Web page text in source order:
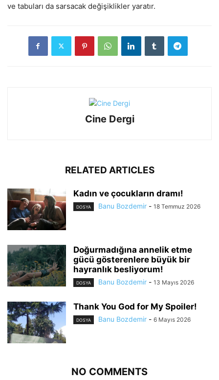
ve tabuları da sarsacak değişiklikler yaratır.
Cine Dergi
RELATED ARTICLES
Kadın ve çocukların dramı!
DOSYA Banu Bozdemir - 18 Temmuz 2026
Doğurmadığına annelik etme
gücü gösterenlere büyük bir
hayranlık besliyorum!
DOSYA Banu Bozdemir - 13 Mayıs 2026
Thank You God for My Spoiler!
DOSYA Banu Bozdemir - 6 Mayıs 2026
NO COMMENTS